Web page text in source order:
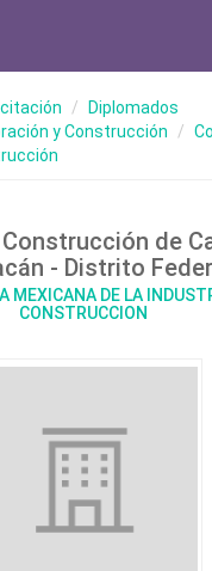
Diplomados
y Construcción
de
- Distrito
MEXICANA DE LA
CONSTRUCCION